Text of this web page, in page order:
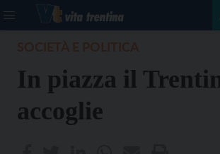
In piazza il
accoglie